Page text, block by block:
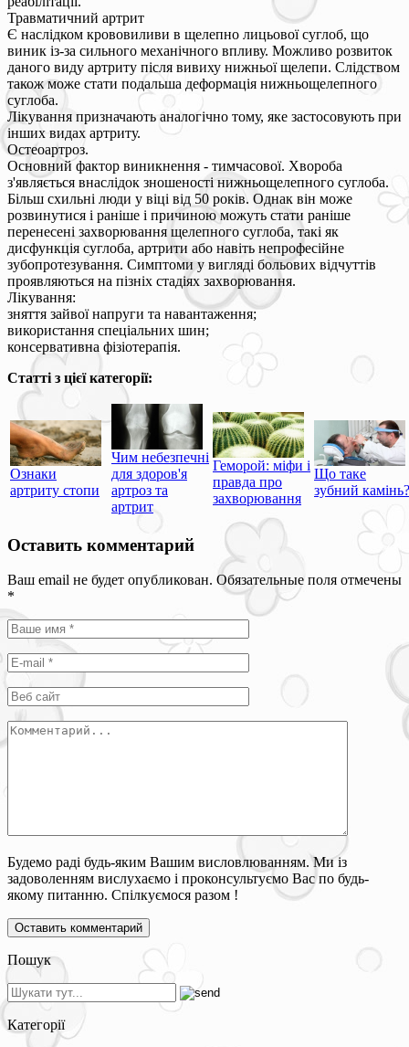
Травматичний артрит
Є наслідком крововиливи в щелепно лицьової суглоб, що
виник із-за сильного механічного впливу. Можливо розвиток
даного виду артриту після вивиху нижньої щелепи. Слідством
також може стати подальша деформація нижньощелепного
суглоба.
Лікування призначають аналогічно тому, яке застосовують при
інших видах артриту.
Остеоартроз.
Основний фактор виникнення - тимчасової. Хвороба
з'являється внаслідок зношеності нижньощелепного суглоба.
Більш схильні люди у віці від 50 років. Однак він може
розвинутися і раніше і причиною можуть стати раніше
перенесені захворювання щелепного суглоба, такі як
дисфункція суглоба, артрити або навіть непрофесійне
зубопротезування. Симптоми у вигляді больових відчуттів
проявляються на пізніх стадіях захворювання.
Лікування:
зняття зайвої напруги та навантаження;
використання спеціальних шин;
консервативна фізіотерапія.
Статті з цієї категорії:
Ознаки
артриту стопи
Чим небезпечні
для здоров'я
артроз та
артрит
Геморой: міфи і
правда про
захворювання
Що таке
зубний камінь?
Оставить комментарий
Ваш email не будет опубликован. Обязательные поля отмечены
*
Будемо раді будь-яким Вашим висловлюванням. Ми із
задоволенням вислухаємо і проконсультуємо Вас по будь-
якому питанню. Спілкуємося разом !
Пошук
Категорії